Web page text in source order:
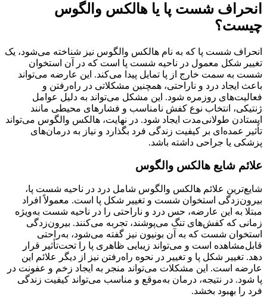
انحراف شست پا یا هالکس والگوس
چیست؟
انحراف شست پا که به نام هالکس والگوس نیز شناخته می‌شود، یک
تغییر شکل معمول در ناحیه شست پا است که در آن استخوان
شست به سمت خارج از پا تمایل پیدا می‌کند. این عارضه می‌تواند
باعث ایجاد درد و ناراحتی، همچنین مشکلاتی در راه‌رفتن و
فعالیت‌های روزمره شود. این مشکل می‌تواند به دلیل عوامل
ژنتیکی، انتخاب نوع کفش نامناسب و فشارهای محیطی مانند
ایستادن طولانی‌مدت ایجاد شود. در نهایت، هالکس والگوس می‌تواند
تأثیر عمده‌ای بر کیفیت زندگی فرد بگذارد و نیاز به درمان‌های
پزشکی یا جراحی داشته باشد.
علائم شایع هالکس والگوس
شایع‌ترین علائم هالکس والگوس شامل درد در ناحیه شست پا،
بیرون‌زدگی استخوان شست و تغییر شکل پا است. معمولاً افراد
مبتلا به این عارضه، حس درد و ناراحتی را در ناحیه شست به‌ویژه
زمانی که کفش‌های تنگ می‌پوشند، تجربه می‌کنند. بیرون‌زدگی
استخوان شست که به آن بونیون نیز گفته می‌شود، به‌راحتی
قابل‌مشاهده است و می‌تواند زیبایی ظاهری پا را تحت‌تأثیر قرار
دهد. تغییر شکل پا و تغییر در نحوه راه‌رفتن نیز از دیگر علائم این
عارضه است. این مشکلات می‌تواند منجر به ایجاد زخم و عفونت در
پا شود. در نتیجه، درمان به‌موقع و مناسب می‌تواند کیفیت زندگی
فرد را بهبود بخشد.